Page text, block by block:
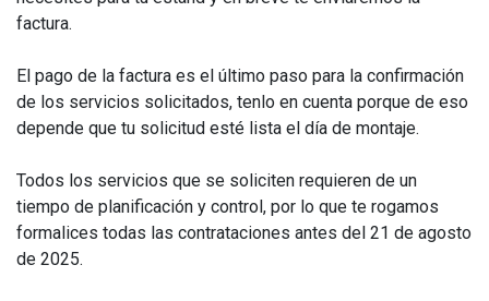
factura.
El pago de la factura es el último paso para la confirmación
de los servicios solicitados, tenlo en cuenta porque de eso
depende que tu solicitud esté lista el día de montaje.
Todos los servicios que se soliciten requieren de un
tiempo de planificación y control, por lo que te rogamos
formalices todas las contrataciones antes del 21 de agosto
de 2025.